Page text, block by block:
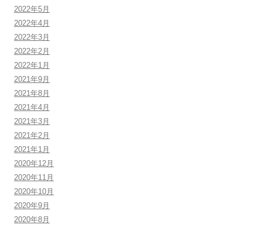
2022年5月
2022年4月
2022年3月
2022年2月
2022年1月
2021年9月
2021年8月
2021年4月
2021年3月
2021年2月
2021年1月
2020年12月
2020年11月
2020年10月
2020年9月
2020年8月